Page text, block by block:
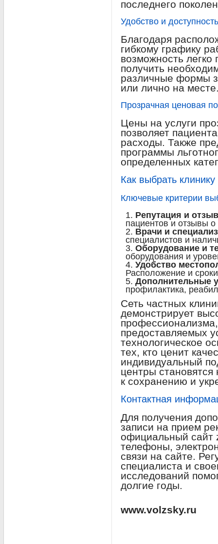
последнего
Удобство и доступность
Благодаря
гибкому графику
возможность легко
получить
различные формы
или лично на
Прозрачная ценовая
Цены на услуги
позволяет
расходы. Также
программы
определенных
Как выбрать
Ключевые критерии
Репутация и
пациентов и отзывы
Врачи и
специалистов и
Оборудование и
оборудования и
Удобство
Расположение и
Дополнительные
профилактика,
Сеть частных
демонстрирует
предоставляемых
технологическое
тех, кто ценит
индивидуальный
центры
к сохранению и
Контактная
Для получения
записи на прием
официальный сайт
телефоны,
связи на сайте.
специалиста и
исследований
долгие годы.
www.volzsky.ru